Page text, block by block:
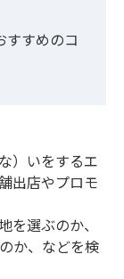
すすめのコ
）いをするエ
出店やプロモ
を選ぶのか、
か、などを検